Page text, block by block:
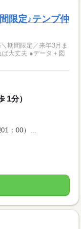
限定♪テンプ仲
期間限定／来年3月ま
1分）
：00）...